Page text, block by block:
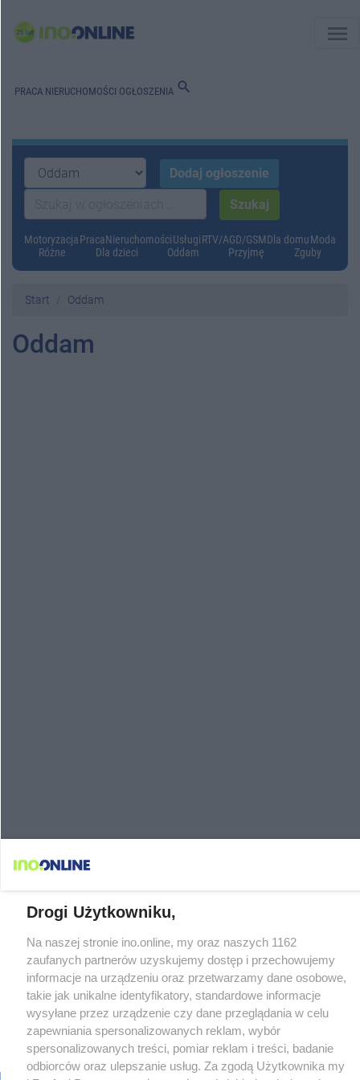
menu
PRACA NIERUCHOMOŚCI OGŁOSZENIA search
MotoryzacjaPracaNieruchomościUsługiRTV/AGD/GSMDla domuModa
Różne
Dla dzieci Oddam Przyjmę Zguby
Start Oddam
Oddam
Drogi Użytkowniku,
Na naszej stronie ino.online, my oraz naszych 1162
zaufanych partnerów uzyskujemy dostęp i przechowujemy
informacje na urządzeniu oraz przetwarzamy dane osobowe,
takie jak unikalne identyfikatory, standardowe informacje
wysyłane przez urządzenie czy dane przeglądania w celu
zapewniania spersonalizowanych reklam, wybór
spersonalizowanych treści, pomiar reklam i treści, badanie
odbiorców oraz ulepszanie usług. Za zgodą Użytkownika my